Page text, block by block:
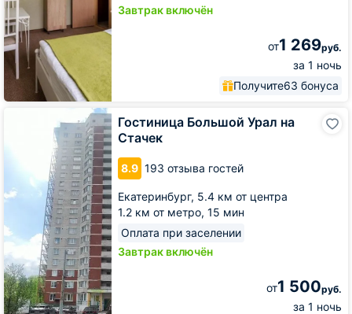
Завтрак включён
от1 269руб.
за 1 ночь
Получите63 бонуса
Гостиница Большой Урал на
Стачек
8.9 193 отзыва гостей
Екатеринбург, 5.4 км от центра
1.2 км от метро, 15 мин
Оплата при заселении
Завтрак включён
от1 500руб.
за 1 ночь